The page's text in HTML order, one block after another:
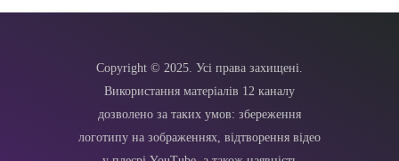
Copyright © 2025. Усі права захищені.
Використання матеріалів 12 каналу
дозволено за таких умов: збереження
логотипу на зображеннях, відтворення відео